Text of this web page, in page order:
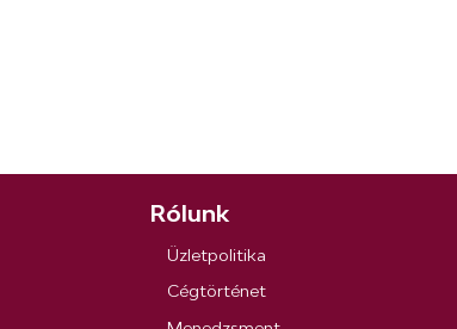
Rólunk
Üzletpolitika
Cégtörténet